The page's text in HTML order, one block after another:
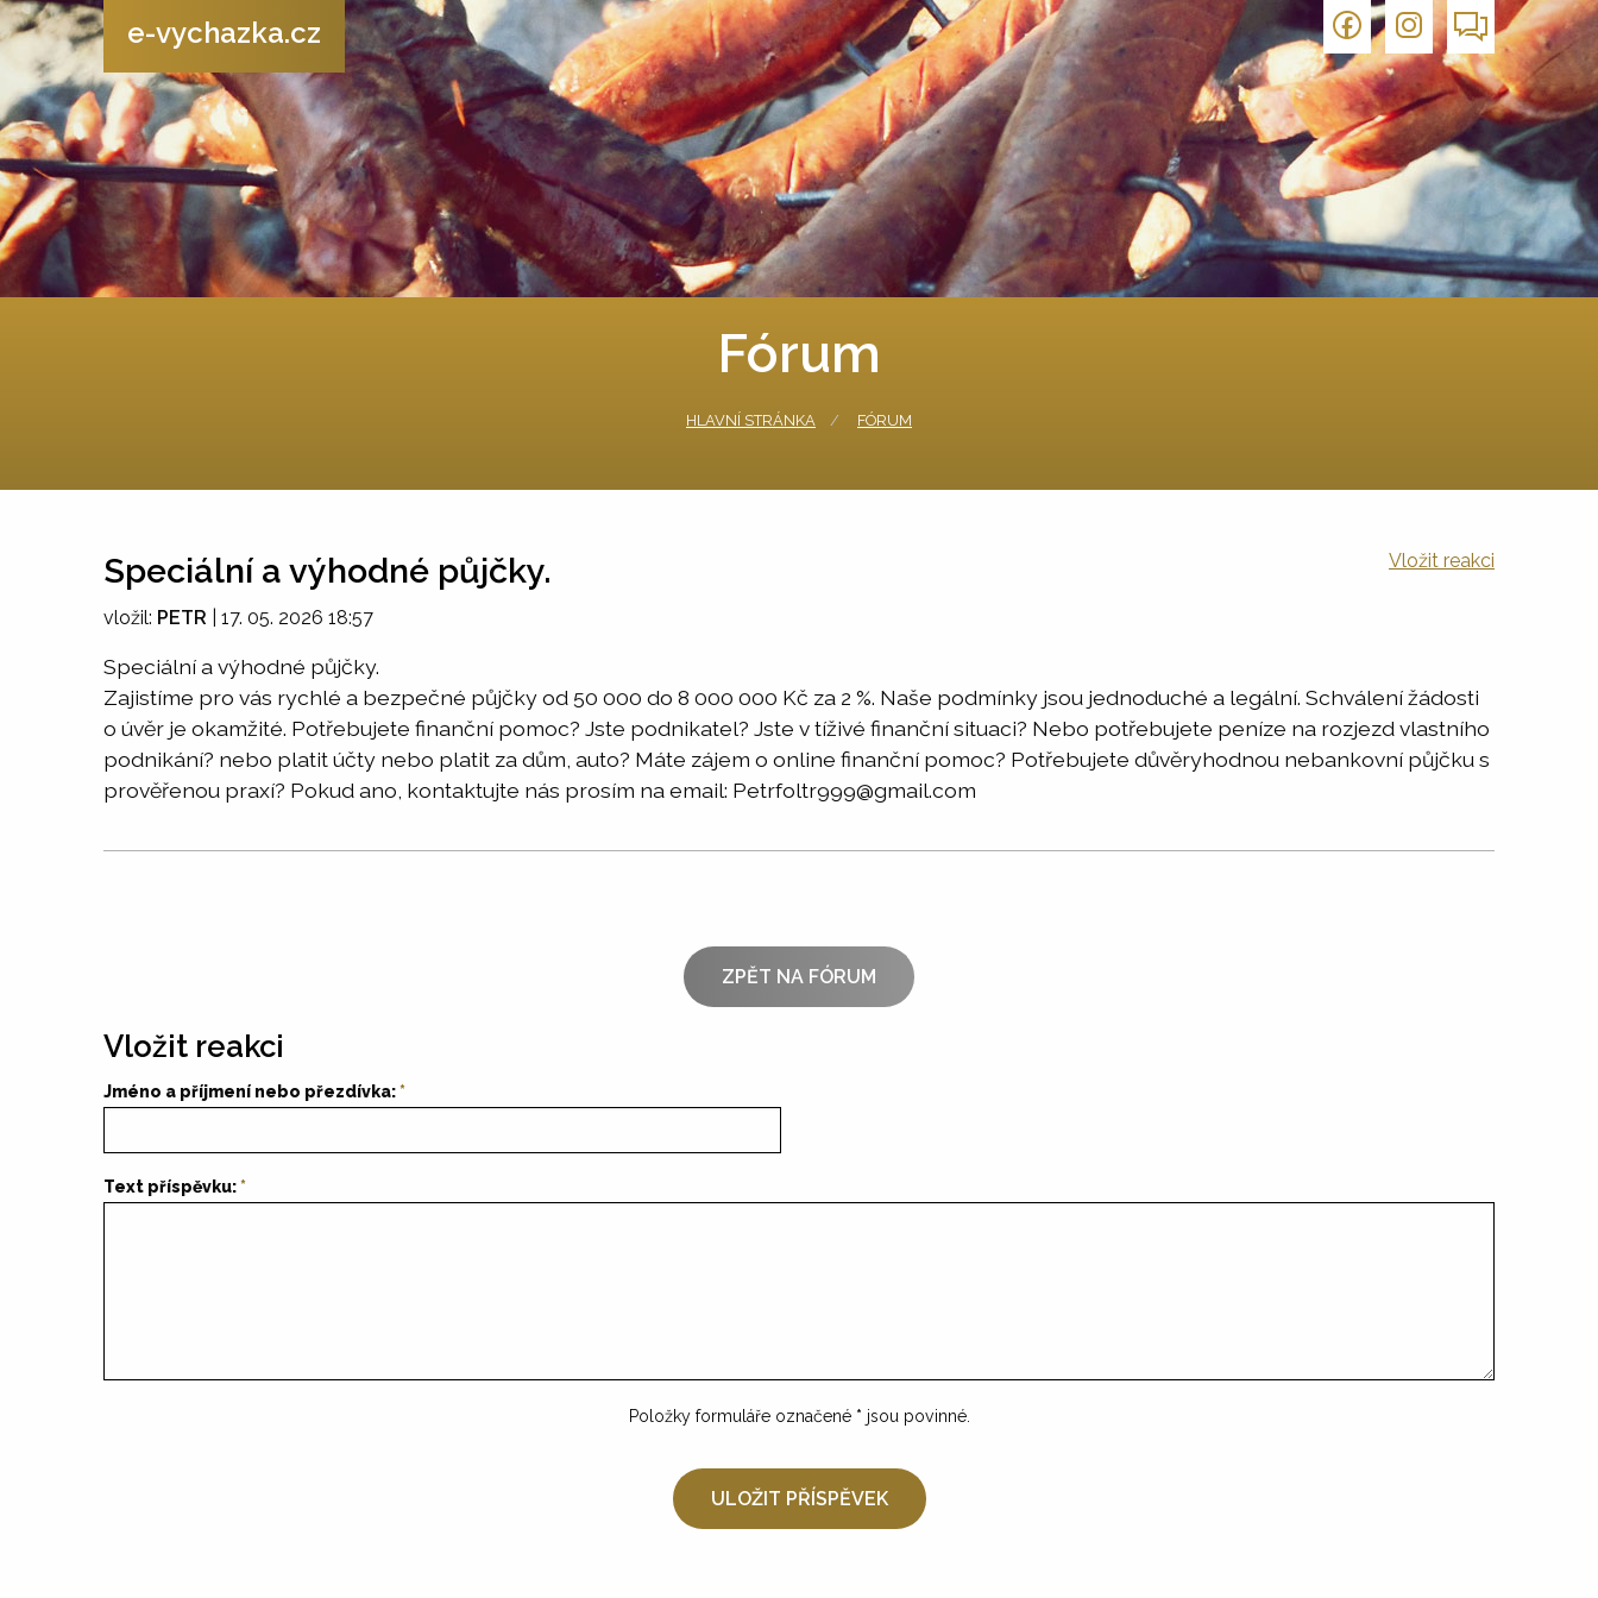
e-vychazka.cz
Fórum
HLAVNÍ STRÁNKA FÓRUM
Speciální a výhodné půjčky. Vložit reakci
vložil: PETR 17. 05. 2026 18:57
Speciální a výhodné půjčky.
Zajistíme pro vás rychlé a bezpečné půjčky od 50 000 do 8 000 000 Kč za 2 %. Naše podmínky jsou jednoduché a legální. Schválení žádosti
o úvěr je okamžité. Potřebujete finanční pomoc? Jste podnikatel? Jste v tíživé finanční situaci? Nebo potřebujete peníze na rozjezd vlastního
podnikání? nebo platit účty nebo platit za dům, auto? Máte zájem o online finanční pomoc? Potřebujete důvěryhodnou nebankovní půjčku s
prověřenou praxí? Pokud ano, kontaktujte nás prosím na email: Petrfoltr999@gmail.com
ZPĚT NA FÓRUM
Vložit reakci
Jméno a příjmení nebo přezdívka:
Text příspěvku:
Položky formuláře označené * jsou povinné.